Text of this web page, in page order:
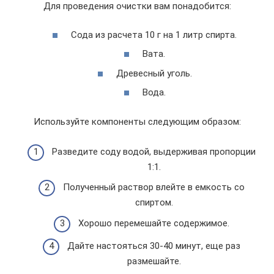
Для проведения очистки вам понадобится:
Сода из расчета 10 г на 1 литр спирта.
Вата.
Древесный уголь.
Вода.
Используйте компоненты следующим образом:
Разведите соду водой, выдерживая пропорции
1:1.
Полученный раствор влейте в емкость со
спиртом.
Хорошо перемешайте содержимое.
Дайте настояться 30-40 минут, еще раз
размешайте.